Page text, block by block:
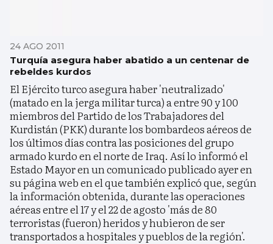
24 AGO 2011
Turquía asegura haber abatido a un centenar de
rebeldes kurdos
El Ejército turco asegura haber 'neutralizado'
(matado en la jerga militar turca) a entre 90 y 100
miembros del Partido de los Trabajadores del
Kurdistán (PKK) durante los bombardeos aéreos de
los últimos días contra las posiciones del grupo
armado kurdo en el norte de Iraq. Así lo informó el
Estado Mayor en un comunicado publicado ayer en
su página web en el que también explicó que, según
la información obtenida, durante las operaciones
aéreas entre el 17 y el 22 de agosto 'más de 80
terroristas (fueron) heridos y hubieron de ser
transportados a hospitales y pueblos de la región'.